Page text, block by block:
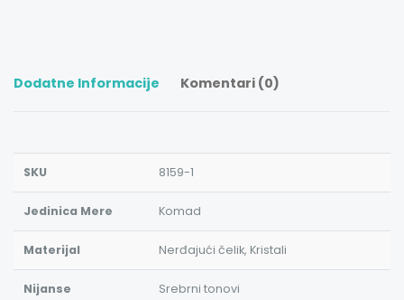
Dodatne Informacije Komentari (0)
SKU 8159-1
Jedinica Mere Komad
Materijal Nerđajući čelik, Kristali
Nijanse Srebrni tonovi